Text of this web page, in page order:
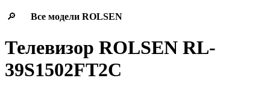
🔎 Все модели ROLSEN
Телевизор ROLSEN RL-
39S1502FT2C